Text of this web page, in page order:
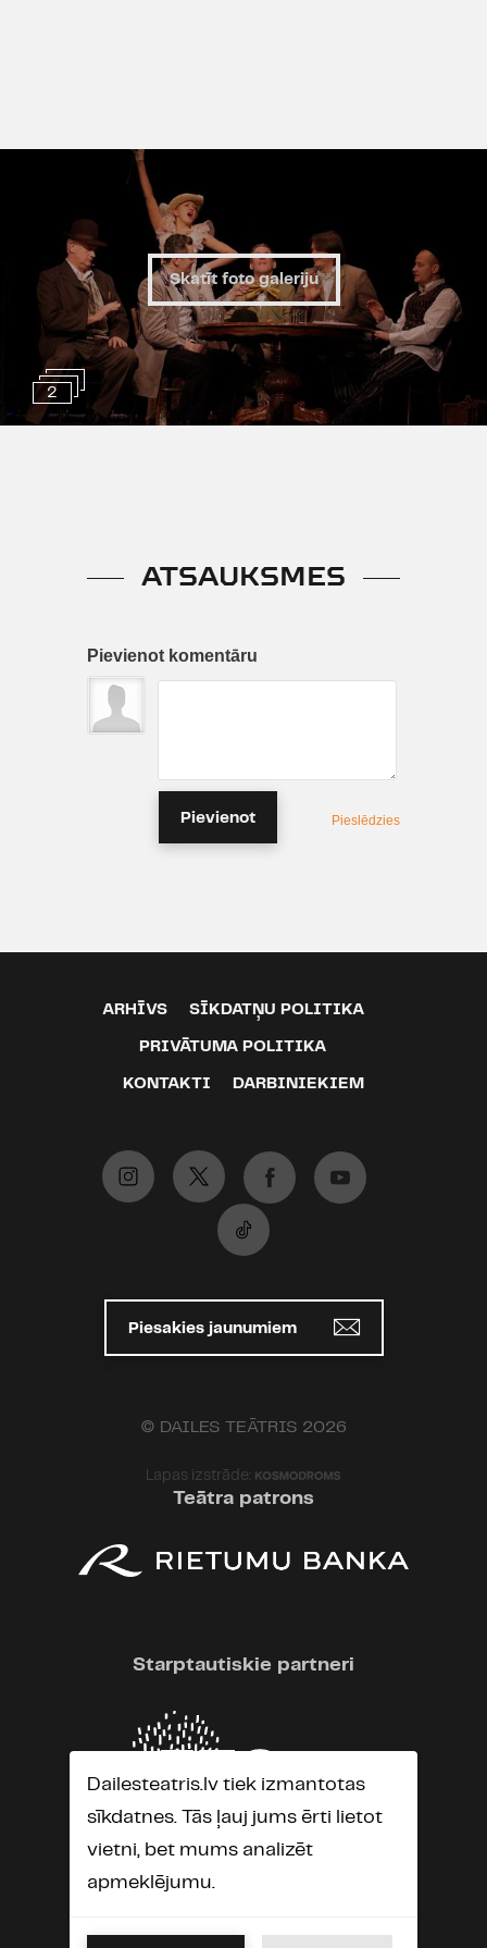
2
Skatīt foto galeriju
ATSAUKSMES
Pievienot komentāru
Pievienot Pieslēdzies
ARHĪVS SĪKDATŅU POLITIKA
PRIVĀTUMA POLITIKA
KONTAKTI DARBINIEKIEM
Piesakies jaunumiem
© DAILES TEĀTRIS 2026
Lapas izstrāde:
Teātra patrons
Starptautiskie partneri
Dailesteatris.lv tiek izmantotas
sīkdatnes. Tās ļauj jums ērti lietot
vietni, bet mums analizēt
apmeklējumu.